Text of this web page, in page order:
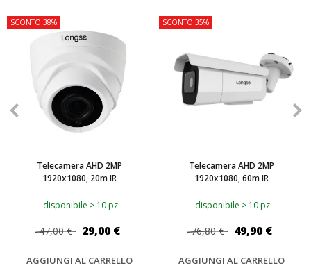
SCONTO 38%
Telecamera AHD 2MP
1920x1080, 20m IR
disponibile > 10 pz
47,00 € 29,00 €
AGGIUNGI AL CARRELLO
SCONTO 35%
Telecamera AHD 2MP
1920x1080, 60m IR
disponibile > 10 pz
76,80 € 49,90 €
AGGIUNGI AL CARRELLO